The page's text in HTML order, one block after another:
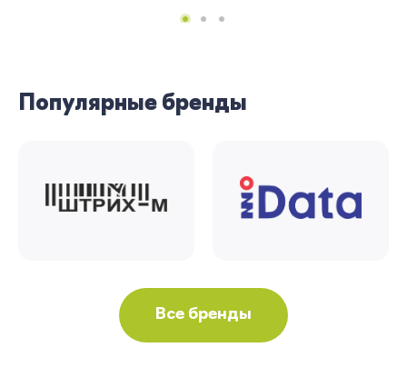
Популярные бренды
Все бренды